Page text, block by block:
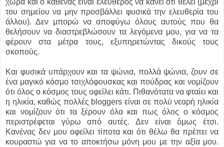
χώρα και ο καθένας είναι ελεύθερος να κάνει ότι θέλει (μέχρι
του σημείου να μην προσβάλλει φυσικά την ελευθερία του
άλλου). Δεν μπορώ να αποφύγω όλους αυτούς που θα
θελήσουν να διαστρεβλώσουν τα λεγόμενα μου, για να τα
φέρουν στα μέτρα τους, εξυπηρετώντας δικούς τους
σκοπούς.
Και φυσικά υπάρχουν και τα ψώνια, πολλά ψώνια, ζουν σε
ένα μαγικό κόσμο τσιχλόφουσκας και πούδρας και νομίζουν
ότι όλος ο κόσμος τους οφείλει κάτι. Πιθανότατα να φταίει και
η ηλικία, καθώς πολλές bloggers είναι σε πολύ νεαρή ηλικία
και νομίζουν ότι τα ξέρουν όλα και πως όλος ο κόσμος
περιστρέφεται γύρω από αυτές. Δεν είναι όμως έτσι.
Κανένας δεν μου οφείλει τίποτα και ότι θέλω θα πρέπει να
κουραστώ για να το αποκτήσω μόνη μου με την αξία μου.